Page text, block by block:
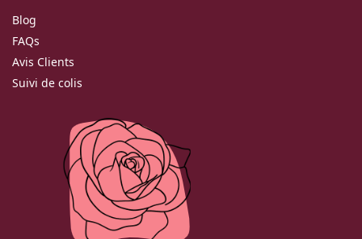
Blog
FAQs
Avis Clients
Suivi de colis